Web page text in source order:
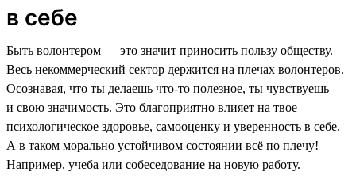
в себе
Быть волонтером — это значит приносить пользу обществу.
Весь некоммерческий сектор держится на плечах волонтеров.
Осознавая, что ты делаешь что-то полезное, ты чувствуешь
и свою значимость. Это благоприятно влияет на твое
психологическое здоровье, самооценку и уверенность в себе.
А в таком морально устойчивом состоянии всё по плечу!
Например, учеба или собеседование на новую работу.